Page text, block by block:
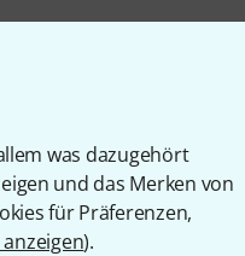
was dazugehört
und das Merken von
für Präferenzen,
anzeigen).